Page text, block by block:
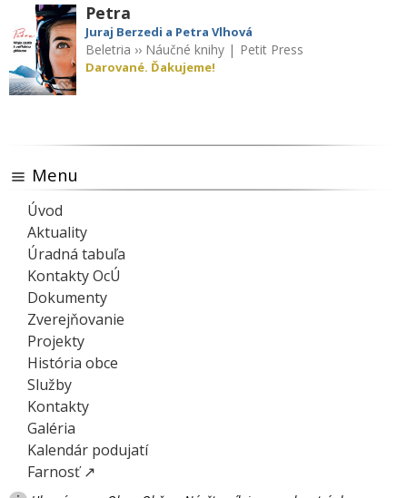
Petra
Juraj Berzedi a Petra Vlhová
Beletria ›› Náučné knihy| Petit Press
Darované. Ďakujeme!
Menu
Úvod
Aktuality
Úradná tabuľa
Kontakty OcÚ
Dokumenty
Zverejňovanie
Projekty
História obce
Služby
Kontakty
Galéria
Kalendár podujatí
Farnosť ↗